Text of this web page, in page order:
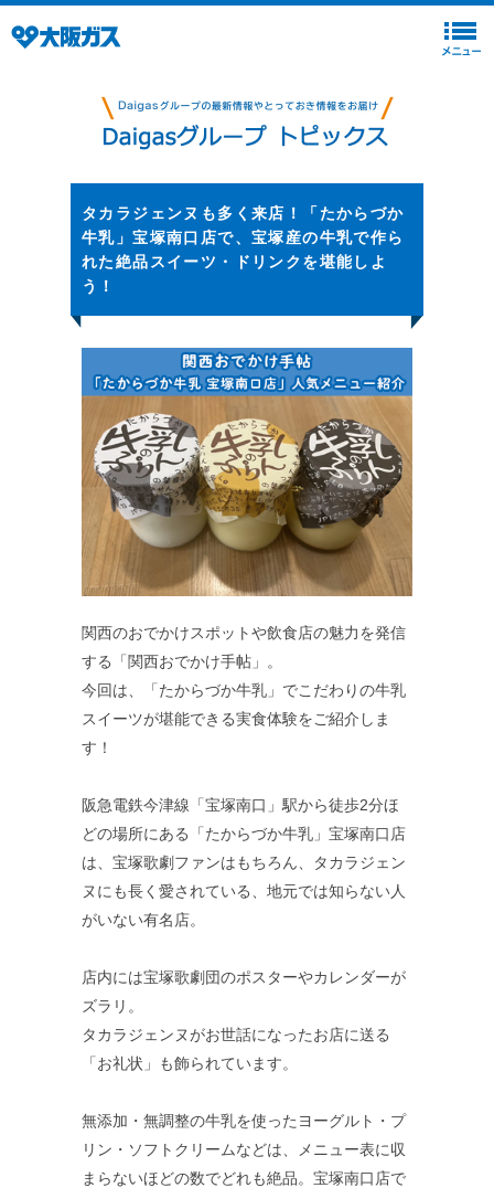
タカラジェンヌも多く来店！「たからづか
牛乳」宝塚南口店で、宝塚産の牛乳で作ら
れた絶品スイーツ・ドリンクを堪能しよ
う！
関西のおでかけスポットや飲食店の魅力を発信
する「関西おでかけ手帖」。
今回は、「たからづか牛乳」でこだわりの牛乳
スイーツが堪能できる実食体験をご紹介しま
す！
阪急電鉄今津線「宝塚南口」駅から徒歩2分ほ
どの場所にある「たからづか牛乳」宝塚南口店
は、宝塚歌劇ファンはもちろん、タカラジェン
ヌにも長く愛されている、地元では知らない人
がいない有名店。
店内には宝塚歌劇団のポスターやカレンダーが
ズラリ。
タカラジェンヌがお世話になったお店に送る
「お礼状」も飾られています。
無添加・無調整の牛乳を使ったヨーグルト・プ
リン・ソフトクリームなどは、メニュー表に収
まらないほどの数でどれも絶品。宝塚南口店で